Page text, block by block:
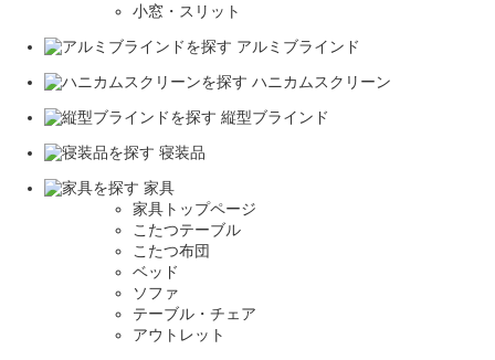
小窓・スリット
アルミブラインド
ハニカムスクリーン
縦型ブラインド
寝装品
家具
家具トップページ
こたつテーブル
こたつ布団
ベッド
ソファ
テーブル・チェア
アウトレット